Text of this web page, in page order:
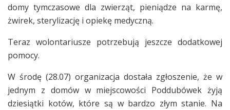
domy tymczasowe dla zwierząt, pieniądze na karmę,
żwirek, sterylizację i opiekę medyczną.
Teraz wolontariusze potrzebują jeszcze dodatkowej
pomocy.
W środę (28.07) organizacja dostała zgłoszenie, że w
jednym z domów w miejscowości Poddubówek żyją
dziesiątki kotów, które są w bardzo złym stanie. Na